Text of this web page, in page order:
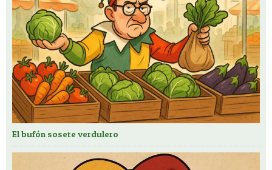
El bufón sosete verdulero